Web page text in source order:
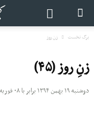
برگ نخست زن روز
زنِ روز (۴۵)
دوشنبه ۱۹ بهمن ۱۳۹۴ برابر با ۰۸ فوریه ۲۰۱۶